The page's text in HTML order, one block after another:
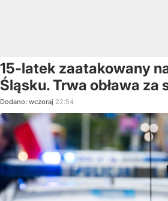
15-latek zaatakowany
Śląsku. Trwa obława za
Dodano: wczoraj 22:54